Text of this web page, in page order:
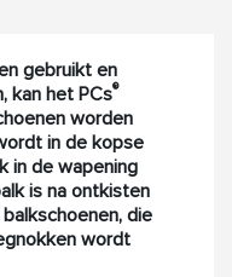
gebruikt en
kan het PCs®
worden
in de kopse
in de wapening
is na ontkisten
balkschoenen, die
wordt